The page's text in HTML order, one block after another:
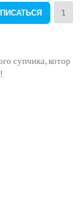
1
супчика, котор